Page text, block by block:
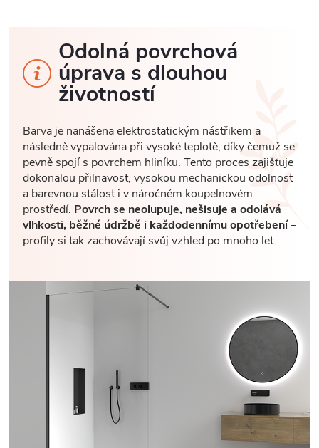
Odolná povrchová
úprava s dlouhou
životností
Barva je nanášena elektrostatickým nástřikem a
následně vypalována při vysoké teplotě, díky čemuž se
pevně spojí s povrchem hliníku. Tento proces zajišťuje
dokonalou přilnavost, vysokou mechanickou odolnost
a barevnou stálost i v náročném koupelnovém
prostředí. Povrch se neolupuje, nešisuje a odolává
vlhkosti, běžné údržbě i každodennímu opotřebení–
profily si tak zachovávají svůj vzhled po mnoho let.